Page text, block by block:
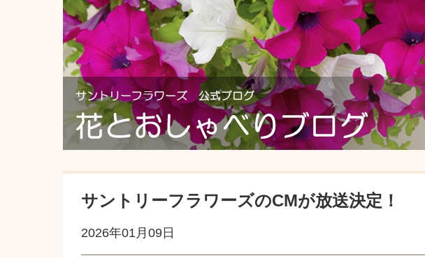
サントリーフラワーズのCMが放送決定！
2026年01月09日